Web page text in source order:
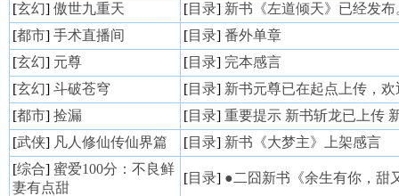
[玄幻] 傲世九重天 [目录] 新书《左道倾天》已经发布
[都市] 手术直播间 [目录] 番外单章
[玄幻] 元尊 [目录] 完本感言
[玄幻] 斗破苍穹 [目录] 新书元尊已在起点上传，
[都市] 捡漏 [目录] 重要提示 新书斩龙已上传
[武侠] 凡人修仙传仙界篇 [目录] 新书《大梦主》上架感言
[综合] 蜜爱100分：不良鲜
妻有点甜
[目录] ●二囧新书《余生有你，甜